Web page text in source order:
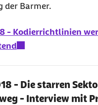
der Barmer.
- Kodierrichtlinien
- Die starren
- Interview mit